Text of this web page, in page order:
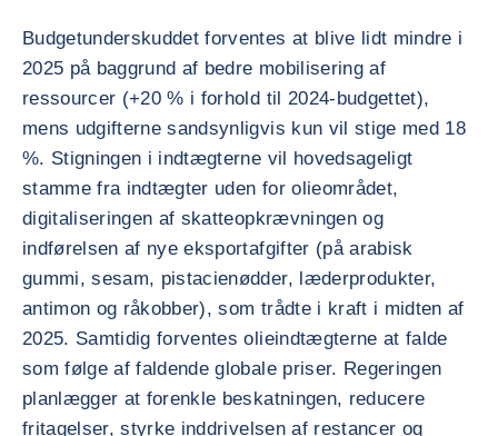
Budgetunderskuddet forventes at blive lidt mindre i
2025 på baggrund af bedre mobilisering af
ressourcer (+20 % i forhold til 2024-budgettet),
mens udgifterne sandsynligvis kun vil stige med 18
%. Stigningen i indtægterne vil hovedsageligt
stamme fra indtægter uden for olieområdet,
digitaliseringen af skatteopkrævningen og
indførelsen af nye eksportafgifter (på arabisk
gummi, sesam, pistacienødder, læderprodukter,
antimon og råkobber), som trådte i kraft i midten af
2025. Samtidig forventes olieindtægterne at falde
som følge af faldende globale priser. Regeringen
planlægger at forenkle beskatningen, reducere
fritagelser, styrke inddrivelsen af restancer og